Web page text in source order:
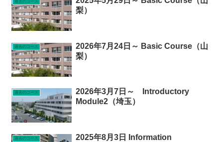
過去のコース
梨）
過去のコース
2026年7月24日～ Basic Course（山
梨）
過去のコース
2026年3月7日～ Introductory
Module2（埼玉）
過去のコース 2025年8月3日 Information